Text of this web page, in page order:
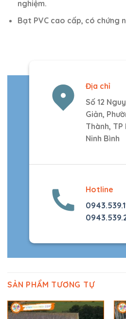
nghiệm.
Bạt PVC cao cấp, có chứng
Địa chỉ
Số 12
Giản,
Thành, TP
Ninh Bình
Hotline
SẢN PHẨM TƯƠNG TỰ